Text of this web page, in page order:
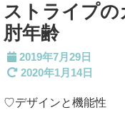
ストライプの
肘年齢
2019年7月29日
2020年1月14日
♡デザインと機能性